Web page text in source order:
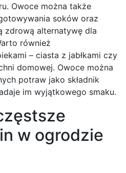
Owoce można także
soków oraz
zdrową alternatywę dla
również
– ciasta z jabłkami czy
domowej. Owoce można
potraw jako składnik
im wyjątkowego smaku.
w ogrodzie